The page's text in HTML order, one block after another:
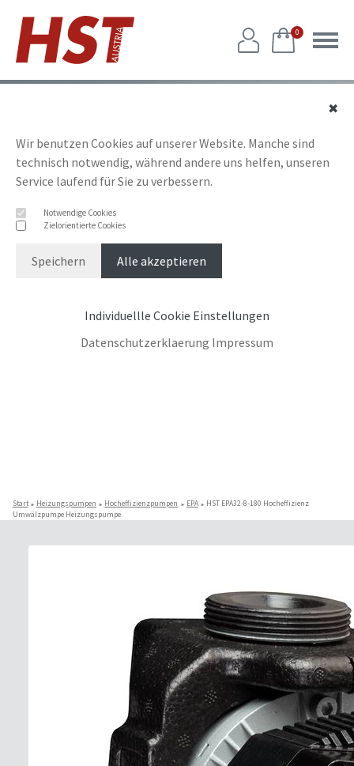
✖
Wir benutzen Cookies auf unserer Website. Manche sind
technisch notwendig, während andere uns helfen, unseren
Service laufend für Sie zu verbessern.
Notwendige Cookies
Zielorientierte Cookies
Speichern Alle akzeptieren
Individuellle Cookie Einstellungen
Datenschutzerklaerung Impressum
0
Start Heizungspumpen Hocheffizienzpumpen EPA
HST EPA32-8-180 Hocheffizienz
Umwälzpumpe Heizungspumpe